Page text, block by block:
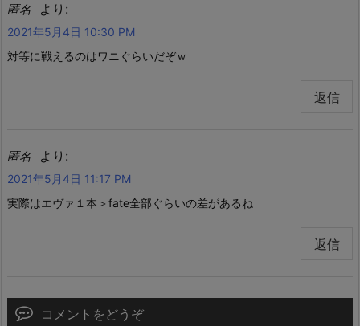
匿名 より:
2021年5月4日 10:30 PM
対等に戦えるのはワニぐらいだぞｗ
返信
匿名 より:
2021年5月4日 11:17 PM
実際はエヴァ１本＞fate全部ぐらいの差があるね
返信
コメントをどうぞ